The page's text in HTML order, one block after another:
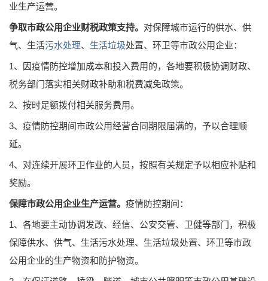
业生产运营。
争取市政公用企业财税政策支持。 对保障城市运行的供水、供
气、生活污水处理、 生活垃圾处置、环卫等市政公用企业：
1、因疫情防控增加成本和投入费用的，各地要积极协调财政、
税务部门落实相关财政补助和税费减免政策。
2、按时足额拨付相关服务费用。
3、疫情防控期间市政公用经营合同期限届满的，予以合理顺
延。
4、对连续开展环卫作业的人员，按照有关规定予以相应补贴和
奖励。
保障市政公用企业生产运营。 疫情防控期间：
1、各地要主动协调发改、经信、公安交管、卫健等部门，积极
保障供水、供气、生活污水处理、生活垃圾处置、环卫等市政
公用企业的生产物资和防护物资。